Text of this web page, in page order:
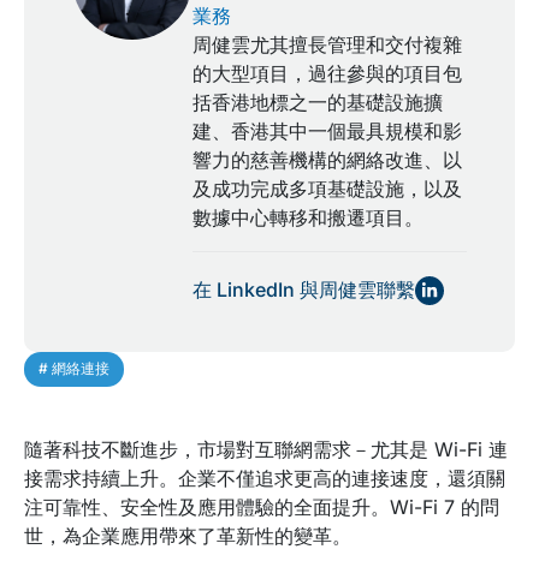
業務
周健雲尤其擅長管理和交付複雜
的大型項目，過往參與的項目包
括香港地標之一的基礎設施擴
建、香港其中一個最具規模和影
響力的慈善機構的網絡改進、以
及成功完成多項基礎設施，以及
數據中心轉移和搬遷項目。
在 LinkedIn 與周健雲聯繫
# 網絡連接
隨著科技不斷進步，市場對互聯網需求－尤其是 Wi-Fi 連
接需求持續上升。企業不僅追求更高的連接速度，還須關
注可靠性、安全性及應用體驗的全面提升。Wi-Fi 7 的問
世，為企業應用帶來了革新性的變革。